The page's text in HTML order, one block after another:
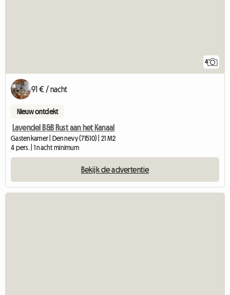
4
91 € / nacht
Nieuw ontdekt
Lavendel B&B Rust aan het Kanaal
Gastenkamer | Dennevy (71510) | 21 M2
4 pers. | 1 nacht minimum
Bekijk de advertentie